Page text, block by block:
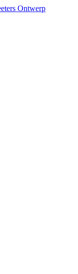
Ontwerp